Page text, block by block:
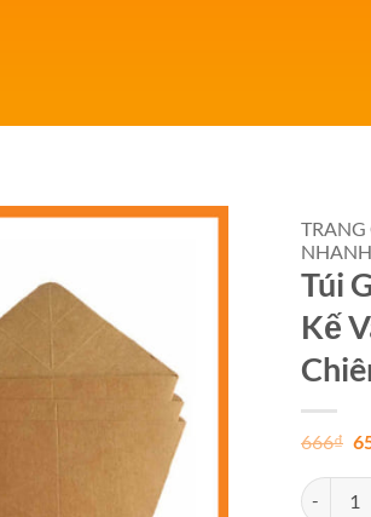
TRANG
NHANH
Túi
Kế
666₫
là:
Túi Giấy